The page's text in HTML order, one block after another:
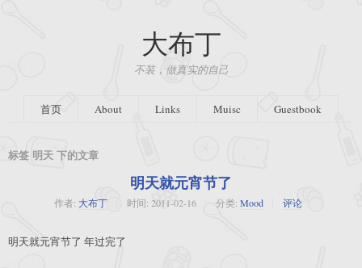
大布丁
不装，做真实的自己
首页 About Links Muisc Guestbook
标签 明天 下的文章
明天就元宵节了
作者: 大布丁 时间: 2011-02-16 分类: Mood 评论
明天就元宵节了 年过完了